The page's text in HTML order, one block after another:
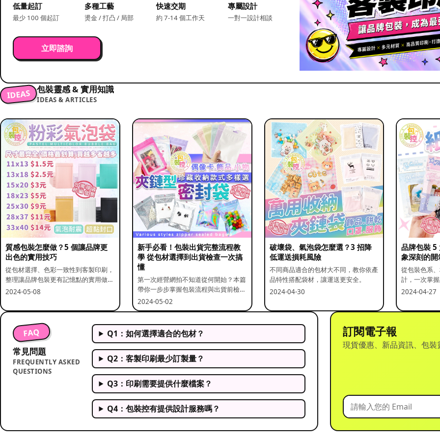
低量起訂
最少 100 個起訂
多種工藝
燙金 / 打凸 / 局部
快速交期
約 7-14 個工作天
專屬設計
一對一設計相談
立即諮詢
IDEAS 包裝靈感 & 實用知識
IDEAS & ARTICLES
質感包裝怎麼做？5 個讓品牌更
出色的實用技巧
從包材選擇、色彩一致性到客製印刷，
整理讓品牌包裝更有記憶點的實用做
法。
2024-05-08
新手必看！包裝出貨完整流程教
學 從包材選擇到出貨檢查一次搞
懂
第一次經營網拍不知道從何開始？本篇
帶你一步步掌握包裝流程與出貨前檢查
重點。
2024-05-02
破壞袋、氣泡袋怎麼選？3 招降
低運送損耗風險
不同商品適合的包材大不同，教你依產
品特性搭配袋材，讓運送更安全。
2024-04-30
品牌包裝 5
象深刻的
從包裝色系
計，一次掌
2024-04-27
FAQ
常見問題
FREQUENTLY ASKED
QUESTIONS
Q1：如何選擇適合的包材？
Q2：客製印刷最少訂製量？
Q3：印刷需要提供什麼檔案？
Q4：包裝控有提供設計服務嗎？
訂閱電子報
現貨優惠、新品資訊、包裝